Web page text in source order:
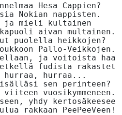
Hesa Cappien?
Nokian nappisten.
ja mieli kultainen
aivan multainen.
puolella heikkojen?
Pallo-Veikkojen.
ja voitoista
fudista
hurraa, hurraa...
sen perinteen?
vuosikymmeneen.
yhdy
rakkaan PeePeeVeen!